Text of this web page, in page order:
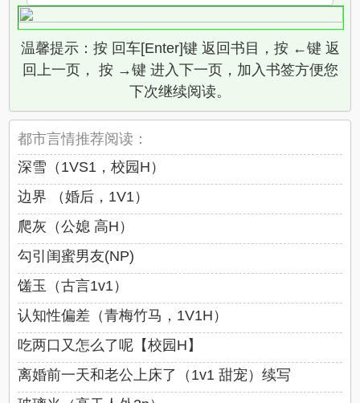
温馨提示：按 回车[Enter]键 返回书目，按 ←键 返
回上一页， 按 →键 进入下一页，加入书签方便您
下次继续阅读。
都市言情推荐阅读：
深雪（1VS1，校园H）
边界 （婚后，1V1）
爬灰（公媳 高H）
勾引闺蜜男友(NP)
馐玉（古言1v1）
认知性偏差（青梅竹马，1V1H）
吃两口又怎么了呢【校园H】
离婚前一天和老公上床了（1v1 甜宠）续写